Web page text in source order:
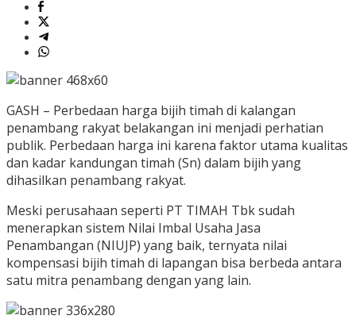
GASH – Perbedaan harga bijih timah di kalangan
penambang rakyat belakangan ini menjadi perhatian
publik. Perbedaan harga ini karena faktor utama kualitas
dan kadar kandungan timah (Sn) dalam bijih yang
dihasilkan penambang rakyat.
Meski perusahaan seperti PT TIMAH Tbk sudah
menerapkan sistem Nilai Imbal Usaha Jasa
Penambangan (NIUJP) yang baik, ternyata nilai
kompensasi bijih timah di lapangan bisa berbeda antara
satu mitra penambang dengan yang lain.